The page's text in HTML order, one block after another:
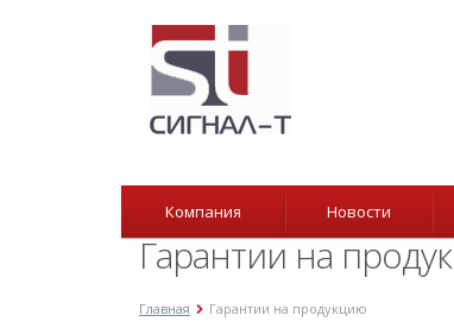
Компания Новости
Гарантии на
Главная Гарантии на продукцию